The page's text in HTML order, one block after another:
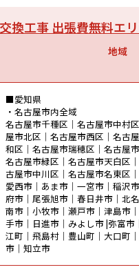
換工事 出張費無料エ
地域
■愛知県
・名古屋市内全域
名古屋市千種区｜名古屋市中村
屋市北区｜名古屋市西区｜名古
和区｜名古屋市瑞穂区｜名古屋
名古屋市緑区｜名古屋市天白区
古屋市中川区｜名古屋市名東区
愛西市｜あま市｜一宮市｜稲沢
府市｜尾張旭市｜春日井市｜北
南市｜小牧市｜瀬戸市｜津島市
手市｜日進市｜みよし市 |弥富市
江町｜飛島村｜豊山町｜大口町
市｜知立市